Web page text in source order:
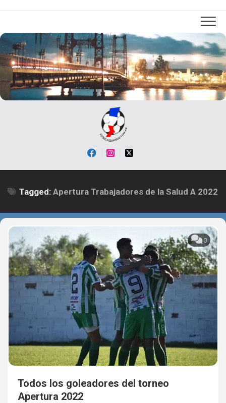
Tagged: Apertura Trabajadores de la Salud A 2022
0
Todos los goleadores del torneo
Apertura 2022